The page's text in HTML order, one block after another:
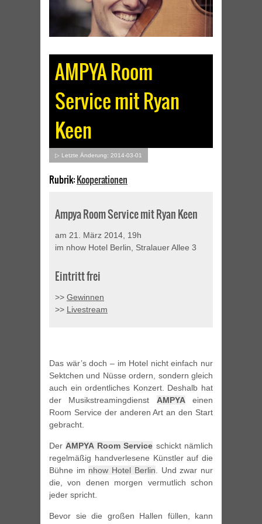
AMPYA Room
Service mit Ryan
Keen
▷ Letzte Änderung: 2014-03-01
Rubrik:Kooperationen
Ampya Room Service mit Ryan Keen
am 21. März 2014, 19h
im nhow Hotel Berlin, Stralauer Allee 3
Eintritt frei
>> Gewinnen
>> Livestream
Das wär’s doch – im Hotel nicht einfach nur
Sektchen und Nüsse ordern, sondern gleich
auch ein ordentliches Konzert. Deshalb hat
der Musikstreamingdienst AMPYAeinen
Room Service der anderen Art an den Start
gebracht.
DerAMPYA Room Service schickt nämlich
regelmäßig handverlesene Künstler auf die
Bühne im nhow Hotel Berlin. Und zwar nur
die, von denen morgen vermutlich schon
jeder spricht.
Bevor sie die großen Hallen füllen, kann